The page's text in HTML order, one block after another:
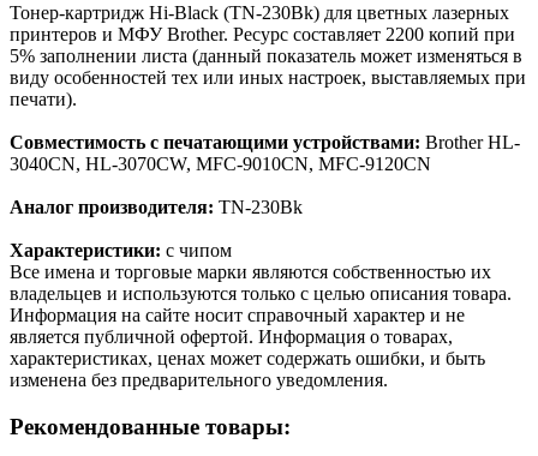
Тонер-картридж Hi-Black (TN-230Bk) для цветных лазерных
принтеров и МФУ Brother. Ресурс составляет 2200 копий при
5% заполнении листа (данный показатель может изменяться в
виду особенностей тех или иных настроек, выставляемых при
печати).
Совместимость с печатающими устройствами: Brother HL-
3040CN, HL-3070CW, MFC-9010CN, MFC-9120CN
Аналог производителя: TN-230Bk
Характеристики: с чипом
Все имена и торговые марки являются собственностью их
владельцев и используются только с целью описания товара.
Информация на сайте носит справочный характер и не
является публичной офертой. Информация о товарах,
характеристиках, ценах может содержать ошибки, и быть
изменена без предварительного уведомления.
Рекомендованные товары: